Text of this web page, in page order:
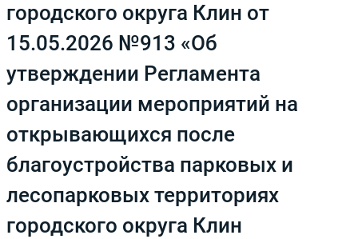
городского округа Клин от
15.05.2026 №913 «Об
утверждении Регламента
организации мероприятий на
открывающихся после
благоустройства парковых и
лесопарковых территориях
городского округа Клин